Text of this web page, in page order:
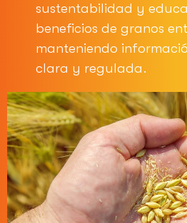
sustentabilidad y
beneficios de granos
manteniendo
clara y regulada.